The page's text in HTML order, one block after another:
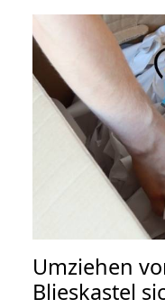
Umziehen
Blieskastel